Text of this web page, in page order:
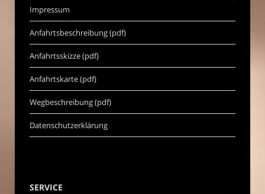
Impressum
Anfahrtsbeschreibung (pdf)
Anfahrtsskizze (pdf)
Anfahrtskarte (pdf)
Wegbeschreibung (pdf)
Datenschutzerklärung
SERVICE